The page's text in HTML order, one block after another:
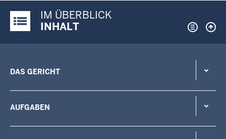
Justiz-Portal im Überblick:
IM ÜBERBLICK
INHALT
DAS GERICHT
AUFGABEN